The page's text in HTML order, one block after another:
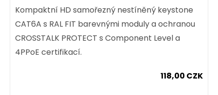
Kompaktní HD samořezný nestíněný keystone
CAT6A s RAL FIT barevnými moduly a ochranou
CROSSTALK PROTECT s Component Level a
4PPoE certifikací.
118,00 CZK